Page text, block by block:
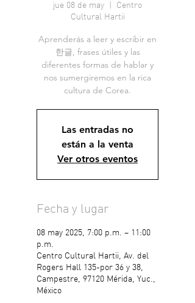
jue 08 de may
Centro
Cultural Hartii
Aprenderás a leer y escribir en
한글, frases útiles y las
diferentes formas de hablar y
nos sumergiremos en la rica
cultura de Corea.
Las entradas no
están a la venta
Ver otros eventos
Fecha y lugar
08 may 2025, 7:00 p.m. – 11:00
p.m.
Centro Cultural Hartii, Av. del
Rogers Hall 135-por 36 y 38,
Campestre, 97120 Mérida, Yuc.,
México